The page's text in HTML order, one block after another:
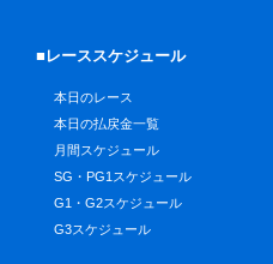
■レーススケジュール
本日のレース
本日の払戻金一覧
月間スケジュール
SG・PG1スケジュール
G1・G2スケジュール
G3スケジュール